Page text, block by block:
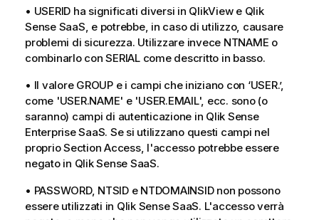
• USERID ha significati diversi in QlikView e Qlik
Sense SaaS, e potrebbe, in caso di utilizzo, causare
problemi di sicurezza. Utilizzare invece NTNAME o
combinarlo con SERIAL come descritto in basso.
• Il valore GROUP e i campi che iniziano con ‘USER.’,
come 'USER.NAME' e 'USER.EMAIL', ecc. sono (o
saranno) campi di autenticazione in Qlik Sense
Enterprise SaaS. Se si utilizzano questi campi nel
proprio Section Access, l'accesso potrebbe essere
negato in Qlik Sense SaaS.
• PASSWORD, NTSID e NTDOMAINSID non possono
essere utilizzati in Qlik Sense SaaS. L'accesso verrà